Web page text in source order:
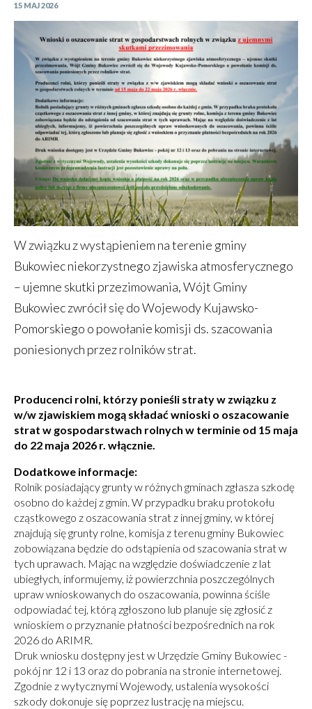
15 MAJ 2026
W związku z wystąpieniem na terenie gminy
Bukowiec niekorzystnego zjawiska atmosferycznego
– ujemne skutki przezimowania, Wójt Gminy
Bukowiec zwrócił się do Wojewody Kujawsko-
Pomorskiego o powołanie komisji ds. szacowania
poniesionych przez rolników strat.
Producenci rolni, którzy ponieśli straty w związku z
w/w zjawiskiem mogą składać wnioski o oszacowanie
strat w gospodarstwach rolnych w terminie od 15 maja
do 22 maja 2026 r. włącznie.
Dodatkowe informacje:
Rolnik posiadający grunty w różnych gminach zgłasza szkodę
osobno do każdej z gmin. W przypadku braku protokołu
cząstkowego z oszacowania strat z innej gminy, w której
znajdują się grunty rolne, komisja z terenu gminy Bukowiec
zobowiązana będzie do odstąpienia od szacowania strat w
tych uprawach. Mając na względzie doświadczenie z lat
ubiegłych, informujemy, iż powierzchnia poszczególnych
upraw wnioskowanych do oszacowania, powinna ściśle
odpowiadać tej, którą zgłoszono lub planuje się zgłosić z
wnioskiem o przyznanie płatności bezpośrednich na rok
2026 do ARIMR.
Druk wniosku dostępny jest w Urzędzie Gminy Bukowiec -
pokój nr 12 i 13 oraz do pobrania na stronie internetowej.
Zgodnie z wytycznymi Wojewody, ustalenia wysokości
szkody dokonuje się poprzez lustrację na miejscu.